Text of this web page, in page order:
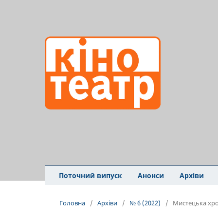
Поточний випуск Анонси Архіви
Головна / Архіви / № 6 (2022) / Мистецька